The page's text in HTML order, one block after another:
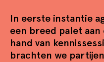
In eerste instantie
een breed palet
hand van
brachten we